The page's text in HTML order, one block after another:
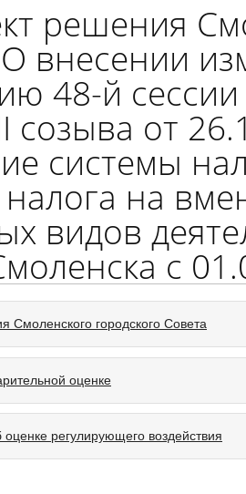
решения
внесении
48-й сессии
созыва от
системы
на
видов
с
Смоленского городского Совета
оценке
регулирующего воздействия